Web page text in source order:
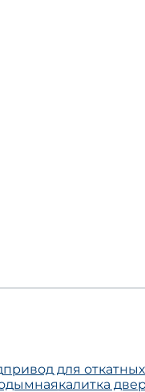
привод для
калитка